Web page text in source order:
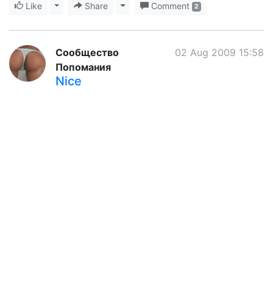
Like Toggle Dropdown
Share Toggle Dropdown
Comment 2
02 Aug 2009 15:58
Сообщество
Попомания
Nice